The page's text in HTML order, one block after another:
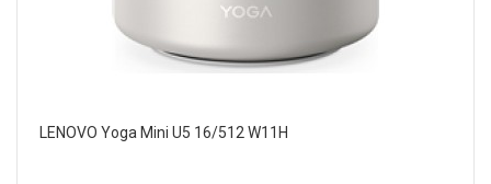
LENOVO Yoga Mini U5 16/512 W11H